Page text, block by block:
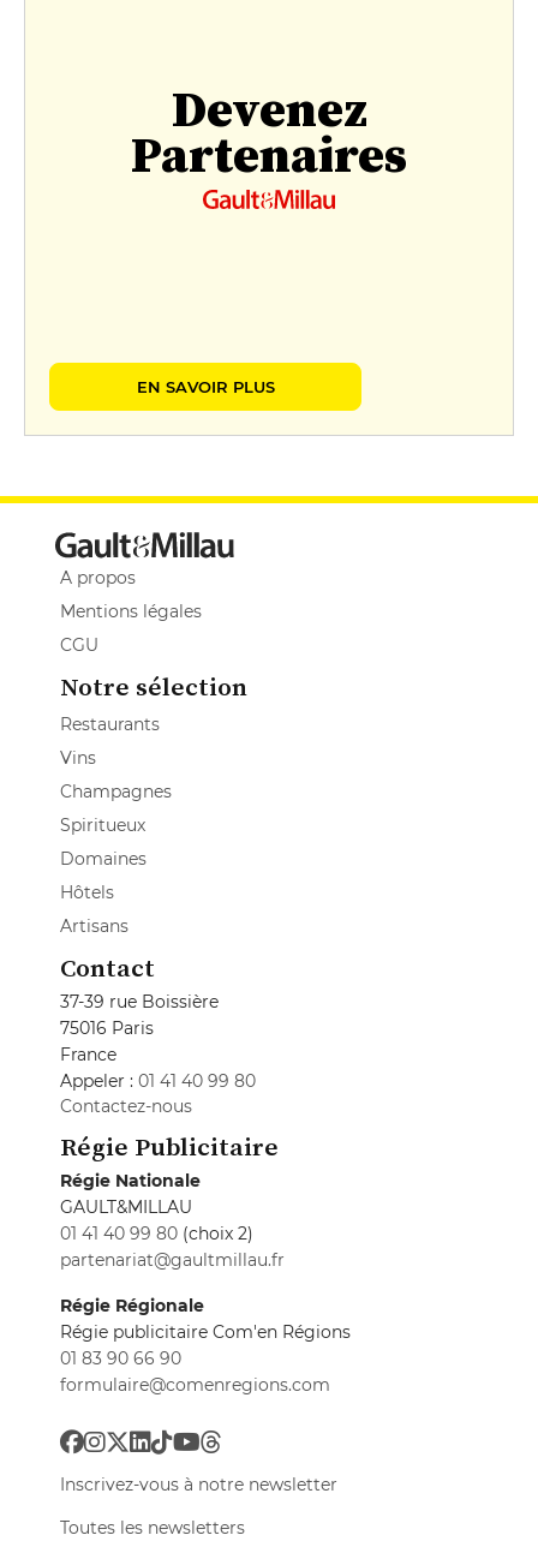
Devenez
Partenaires
EN SAVOIR PLUS
A propos
Mentions légales
CGU
Notre sélection
Restaurants
Vins
Champagnes
Spiritueux
Domaines
Hôtels
Artisans
Contact
37-39 rue Boissière
75016 Paris
France
Appeler : 01 41 40 99 80
Contactez-nous
Régie Publicitaire
Régie Nationale
GAULT&MILLAU
01 41 40 99 80 (choix 2)
partenariat@gaultmillau.fr
Régie Régionale
Régie publicitaire Com'en Régions
01 83 90 66 90
formulaire@comenregions.com
Inscrivez-vous à notre newsletter
Toutes les newsletters